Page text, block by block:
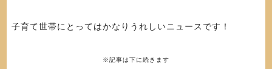
子育て世帯にとってはかなりうれしいニュースです！
※記事は下に続きます